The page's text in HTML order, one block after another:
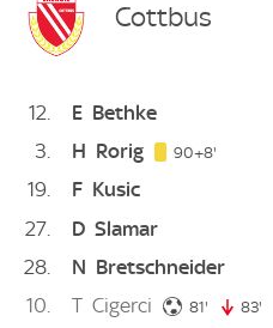
Cottbus
12 E Bethke
3
H Rorig 90+8'
19 F Kusic
27
D Slamar
28
N Bretschneider
10
T Cigerci 81' 81. minute
83'